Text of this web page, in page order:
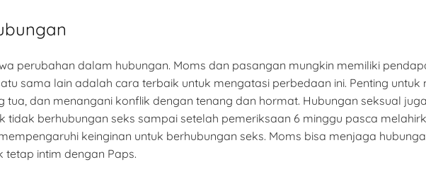
perubahan dalam hubungan. Moms dan pasangan mungkin memiliki
sama lain adalah cara terbaik untuk mengatasi perbedaan ini. Penting untuk
tua, dan menangani konflik dengan tenang dan hormat. Hubungan seksual
tidak berhubungan seks sampai setelah pemeriksaan 6 minggu pasca
keinginan untuk berhubungan seks. Moms bisa menjaga
intim dengan Paps.